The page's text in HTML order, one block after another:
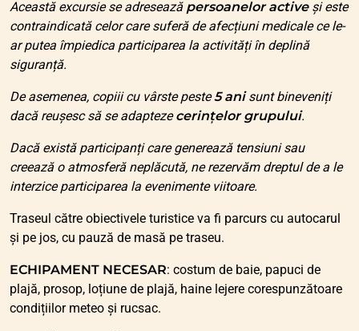
Această excursie se adresează persoanelor activeși este
contraindicată celor care suferă de afecțiuni medicale ce le-
ar putea împiedica participarea la activități în deplină
siguranță.
De asemenea, copiii cu vârste peste5 anisunt bineveniți
dacă reușesc să se adaptezecerințelor grupului.
Dacă există participanți care generează tensiuni sau
creează o atmosferă neplăcută, ne rezervăm dreptul de a le
interzice participarea la evenimente viitoare.
Traseul către obiectivele turistice va fi parcurs cu autocarul
și pe jos, cu pauză de masă pe traseu.
ECHIPAMENT NECESAR: costum de baie, papuci de
plajă, prosop, loțiune de plajă, haine lejere corespunzătoare
condițiilor meteo și rucsac.